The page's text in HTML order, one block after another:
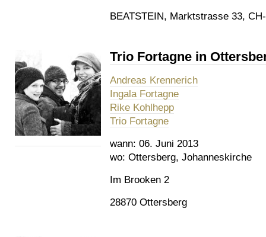
BEATSTEIN, Marktstrasse 33,
Trio Fortagne in
Andreas Krennerich
Ingala Fortagne
Rike Kohlhepp
Trio Fortagne
wann: 06. Juni 2013
wo: Ottersberg, Johanneskirche
Im Brooken 2
28870 Ottersberg